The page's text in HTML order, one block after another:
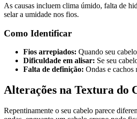
As causas incluem clima úmido, falta de
selar a umidade nos fios.
Como Identificar
Fios arrepiados: Quando seu
Dificuldade em alisar: Se seu
Falta de definição: Ondas e cachos
Alterações na Textura do
Repentinamente o seu cabelo parece